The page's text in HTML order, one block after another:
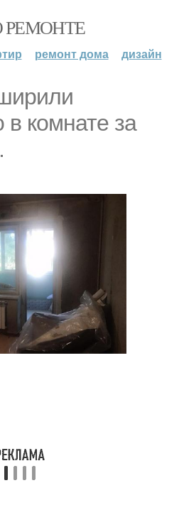
РЕМОНТЕ
ремонт дома дизайн
в комнате за